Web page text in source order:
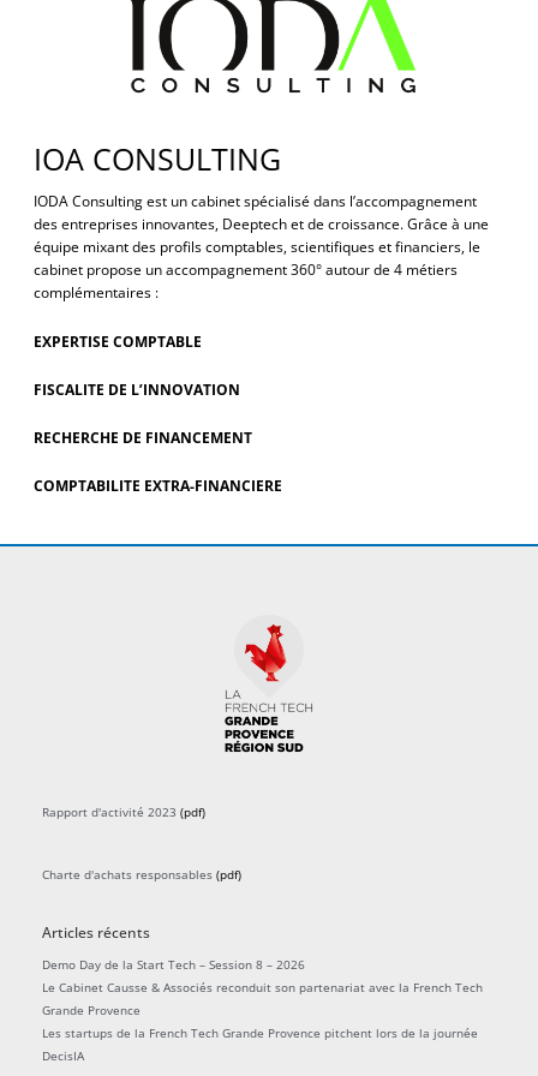
IOA CONSULTING
IODA Consulting est un cabinet spécialisé dans l’accompagnement
des entreprises innovantes, Deeptech et de croissance. Grâce à une
équipe mixant des profils comptables, scientifiques et financiers, le
cabinet propose un accompagnement 360° autour de 4 métiers
complémentaires :
EXPERTISE COMPTABLE
FISCALITE DE L’INNOVATION
RECHERCHE DE FINANCEMENT
COMPTABILITE EXTRA-FINANCIERE
Rapport d'activité 2023 (pdf)
Charte d'achats responsables (pdf)
Articles récents
Demo Day de la Start Tech – Session 8 – 2026
Le Cabinet Causse & Associés reconduit son partenariat avec la French Tech
Grande Provence
Les startups de la French Tech Grande Provence pitchent lors de la journée
DecisIA